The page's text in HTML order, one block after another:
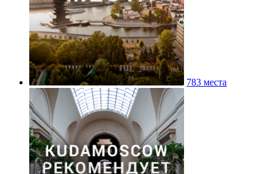
783 места